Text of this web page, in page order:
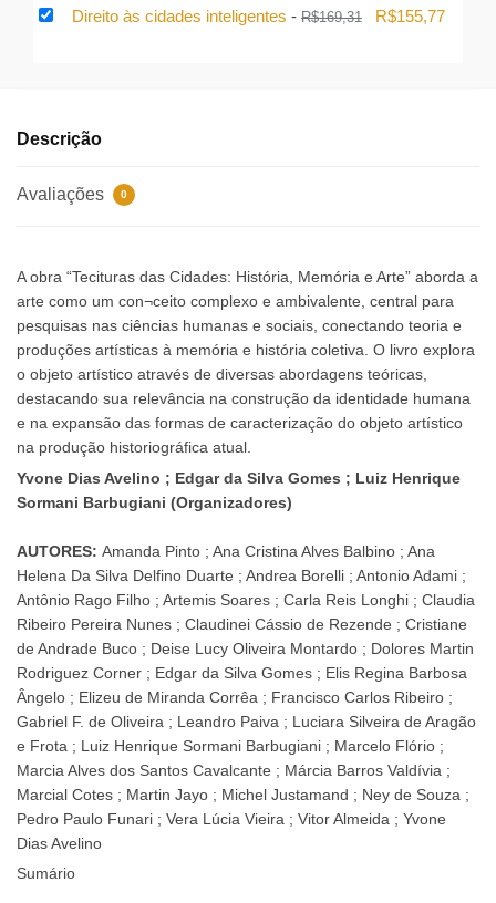
preço
preço
Direito às cidades inteligentes - R$169,31
O
R$155,77O
Descrição
Avaliações 0
A obra “Tecituras das Cidades: História, Memória e Arte” aborda a
arte como um con¬ceito complexo e ambivalente, central para
pesquisas nas ciências humanas e sociais, conectando teoria e
produções artísticas à memória e história coletiva. O livro explora
o objeto artístico através de diversas abordagens teóricas,
destacando sua relevância na construção da identidade humana
e na expansão das formas de caracterização do objeto artístico
na produção historiográfica atual.
Yvone Dias Avelino ; Edgar da Silva Gomes ; Luiz Henrique
Sormani Barbugiani (Organizadores)
AUTORES: Amanda Pinto ; Ana Cristina Alves Balbino ; Ana
Helena Da Silva Delfino Duarte ; Andrea Borelli ; Antonio Adami ;
Antônio Rago Filho ; Artemis Soares ; Carla Reis Longhi ; Claudia
Ribeiro Pereira Nunes ; Claudinei Cássio de Rezende ; Cristiane
de Andrade Buco ; Deise Lucy Oliveira Montardo ; Dolores Martin
Rodriguez Corner ; Edgar da Silva Gomes ; Elis Regina Barbosa
Ângelo ; Elizeu de Miranda Corrêa ; Francisco Carlos Ribeiro ;
Gabriel F. de Oliveira ; Leandro Paiva ; Luciara Silveira de Aragão
e Frota ; Luiz Henrique Sormani Barbugiani ; Marcelo Flório ;
Marcia Alves dos Santos Cavalcante ; Márcia Barros Valdívia ;
Marcial Cotes ; Martin Jayo ; Michel Justamand ; Ney de Souza ;
Pedro Paulo Funari ; Vera Lúcia Vieira ; Vitor Almeida ; Yvone
Dias Avelino
Sumário